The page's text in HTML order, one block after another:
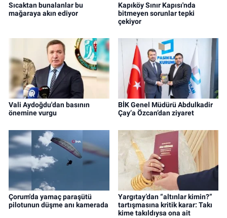
Sıcaktan bunalanlar bu
mağaraya akın ediyor
Kapıköy Sınır Kapısı'nda
bitmeyen sorunlar tepki
çekiyor
Vali Aydoğdu'dan basının
önemine vurgu
BİK Genel Müdürü Abdulkadir
Çay’a Özcan’dan ziyaret
Çorum'da yamaç paraşütü
pilotunun düşme anı kamerada
Yargıtay’dan “altınlar kimin?”
tartışmasına kritik karar: Takı
kime takıldıysa ona ait